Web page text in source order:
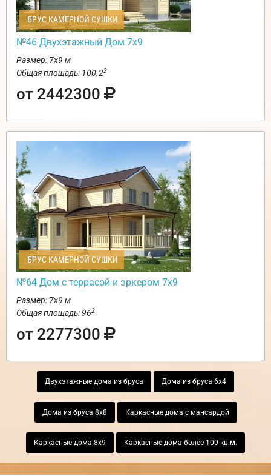
БРУС КАМЕРНОЙ СУШКИ
№46 Двухэтажный Дом 7х9
Размер: 7х9 м
Общая площадь: 100.22
от 2442300
БРУС КАМЕРНОЙ СУШКИ
№64 Дом с террасой и эркером 7х9
Размер: 7х9 м
Общая площадь: 962
от 2277300
Двухэтажные дома из бруса Дома из бруса 6х4
Дома из бруса 8х8 Каркасные дома с мансардой
Каркасные дома 8х9 Каркасные дома более 100 кв.м.